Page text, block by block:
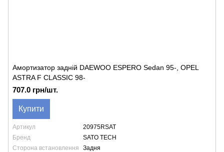
Амортизатор задній DAEWOO ESPERO Sedan 95-, OPEL
ASTRA F CLASSIC 98-
707.0 грн/шт.
Купити
Артикул
20975RSAT
Бренд
SATO TECH
Сторона встановлення
Задня